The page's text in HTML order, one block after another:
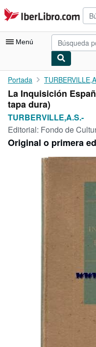
Pasar al contenido
IberLibro.com
Menú
Mi cuenta
Consultar mis pedidos
Cerrar sesión
Búsqueda avanzada
Colecciones
Libros antiguos
Arte y coleccionismo
Comenzar a vender
Portada
La Inquisición
tapa dura)
TURBERVILLE,A.S.-
Editorial: Fondo de
Original o primera